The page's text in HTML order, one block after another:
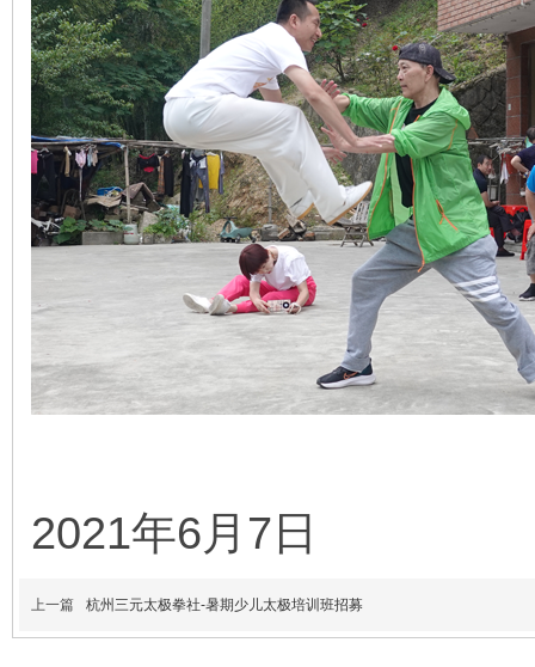
2021年6月7日
上一篇 杭州三元太极拳社-暑期少儿太极培训班招募